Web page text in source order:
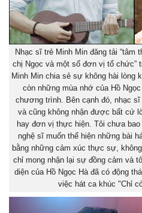
Nhạc sĩ trẻ Minh Min đăng tải “tâm
chị Ngọc và một số đơn vị tổ chức”
Minh Min chia sẻ sự không hài lòng
còn những mùa nhớ của Hồ
chương trình. Bên cạnh đó, nhạc sĩ
và cũng không nhận được bất cứ
hay đơn vị thực hiện. Tôi chưa
nghệ sĩ muốn thể hiện những bài
bằng những cảm xúc thực sự,
chỉ mong nhận lại sự đồng cảm và
diện của Hồ Ngọc Hà đã có động
việc hát ca khúc "Chỉ